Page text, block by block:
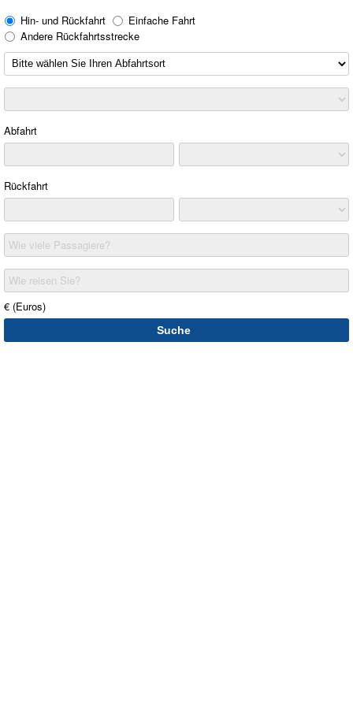
Hin- und Rückfahrt
Einfache Fahrt
Andere Rückfahrtsstrecke
Abfahrt
Rückfahrt
Wie viele Passagiere?
Wie reisen Sie?
€ (Euros)
Suche